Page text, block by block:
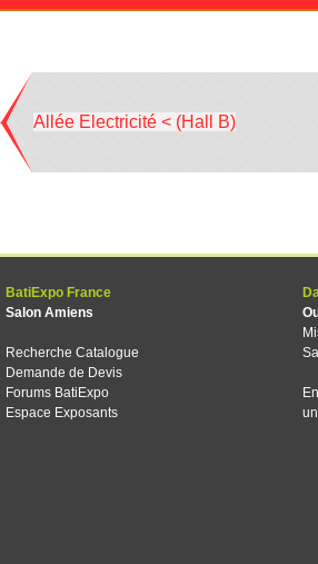
Allée Electricité < (Hall B)
BatiExpo France
Salon Amiens
Recherche Catalogue
Demande de Devis
Forums BatiExpo
Espace Exposants